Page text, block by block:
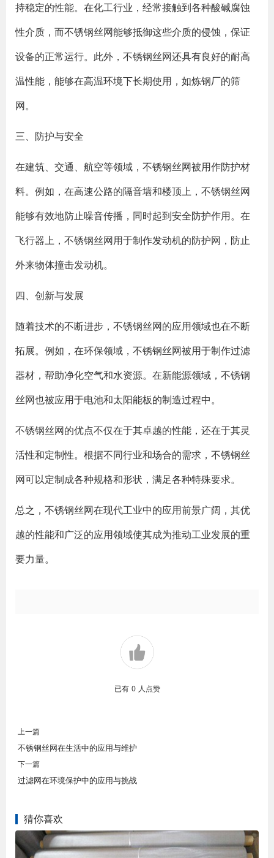
持稳定的性能。在化工行业，经常接触到各种酸碱腐蚀
性介质，而不锈钢丝网能够抵御这些介质的侵蚀，保证
设备的正常运行。此外，不锈钢丝网还具有良好的耐高
温性能，能够在高温环境下长期使用，如炼钢厂的筛
网。
三、防护与安全
在建筑、交通、航空等领域，不锈钢丝网被用作防护材
料。例如，在高速公路的隔音墙和楼顶上，不锈钢丝网
能够有效地防止噪音传播，同时起到安全防护作用。在
飞行器上，不锈钢丝网用于制作发动机的防护网，防止
外来物体撞击发动机。
四、创新与发展
随着技术的不断进步，不锈钢丝网的应用领域也在不断
拓展。例如，在环保领域，不锈钢丝网被用于制作过滤
器材，帮助净化空气和水资源。在新能源领域，不锈钢
丝网也被应用于电池和太阳能板的制造过程中。
不锈钢丝网的优点不仅在于其卓越的性能，还在于其灵
活性和定制性。根据不同行业和场合的需求，不锈钢丝
网可以定制成各种规格和形状，满足各种特殊要求。
总之，不锈钢丝网在现代工业中的应用前景广阔，其优
越的性能和广泛的应用领域使其成为推动工业发展的重
要力量。
已有 0 人点赞
上一篇
不锈钢丝网在生活中的应用与维护
下一篇
过滤网在环境保护中的应用与挑战
猜你喜欢